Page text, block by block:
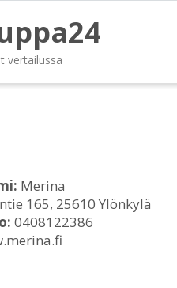
vertailussa
Merina
165, 25610 Ylönkylä
0408122386